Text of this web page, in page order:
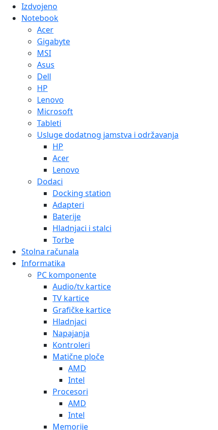
Izdvojeno
Notebook
Acer
Gigabyte
MSI
Asus
Dell
HP
Lenovo
Microsoft
Tableti
Usluge dodatnog jamstva i održavanja
HP
Acer
Lenovo
Dodaci
Docking station
Adapteri
Baterije
Hladnjaci i stalci
Torbe
Stolna računala
Informatika
PC komponente
Audio/tv kartice
TV kartice
Grafičke kartice
Hladnjaci
Napajanja
Kontroleri
Matične ploče
AMD
Intel
Procesori
AMD
Intel
Memorije